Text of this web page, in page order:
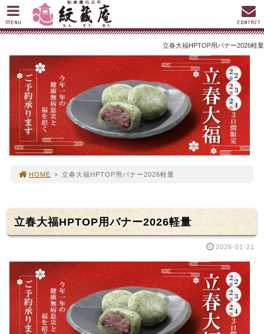
立春大福HPTOP用バナー2026軽量
HOME > 立春大福HPTOP用バナー2026軽量
立春大福HPTOP用バナー2026軽量
2026-01-21
MENU CONTACT